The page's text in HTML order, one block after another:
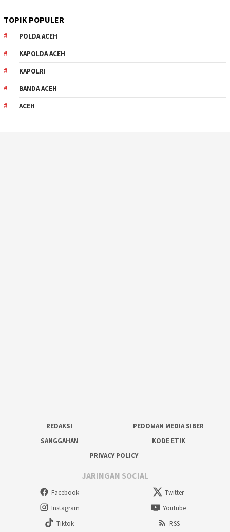
TOPIK POPULER
POLDA ACEH
KAPOLDA ACEH
KAPOLRI
BANDA ACEH
ACEH
REDAKSI
PEDOMAN MEDIA SIBER
SANGGAHAN
KODE ETIK
PRIVACY POLICY
JARINGAN SOCIAL
Facebook
Twitter
Instagram
Youtube
Tiktok
RSS